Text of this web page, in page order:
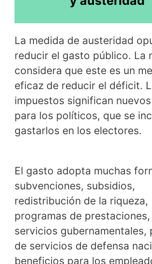
La medida de austeridad
reducir el gasto público. La
considera que este es un
eficaz de reducir el déficit.
impuestos significan
para los políticos, que se
gastarlos en los electores.
El gasto adopta muchas
subvenciones, subsidios,
redistribución de la riqueza,
programas de
servicios gubernamentales,
de servicios de defensa
beneficios para los